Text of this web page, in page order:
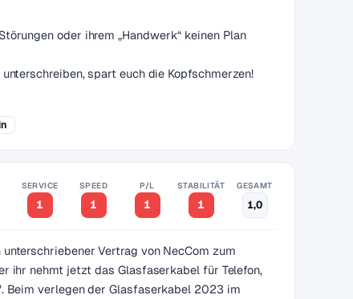
oder ihrem „Handwerk“ keinen Plan
spart euch die Kopfschmerzen!
SERVICE
1
SPEED
1
P/L
1
STABILITÄT
1
GESAMT
1,0
Vertrag von NecCom zum
ihr nehmt jetzt das Glasfaserkabel für Telefon,
Beim verlegen der Glasfaserkabel 2023 im